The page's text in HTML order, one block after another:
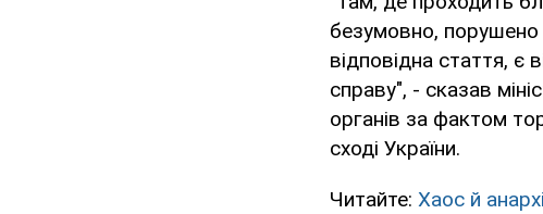
безумовно,
відповідна стаття, є
справу", - сказав
органів за фактом
сході України.
Читайте: Хаос й